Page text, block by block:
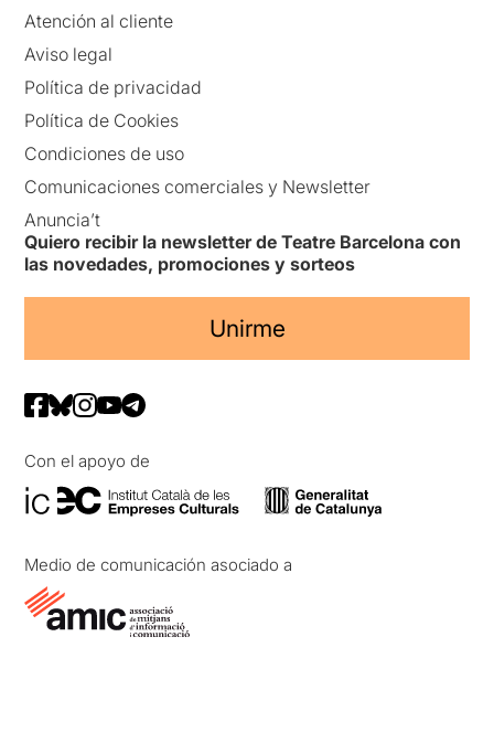
Atención al cliente
Aviso legal
Política de privacidad
Política de Cookies
Condiciones de uso
Comunicaciones comerciales y Newsletter
Anuncia’t
Quiero recibir la newsletter de Teatre Barcelona con
las novedades, promociones y sorteos
Unirme
Con el apoyo de
Medio de comunicación asociado a